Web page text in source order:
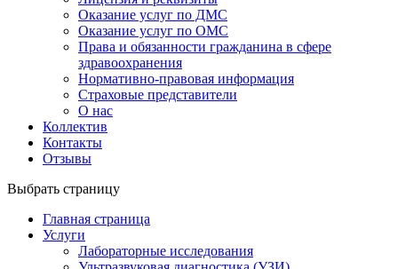
Оказание услуг по ДМС
Оказание услуг по ОМС
Права и обязанности гражданина в сфере
здравоохранения
Нормативно-правовая информация
Страховые представители
О нас
Коллектив
Контакты
Отзывы
Выбрать страницу
Главная страница
Услуги
Лабораторные исследования